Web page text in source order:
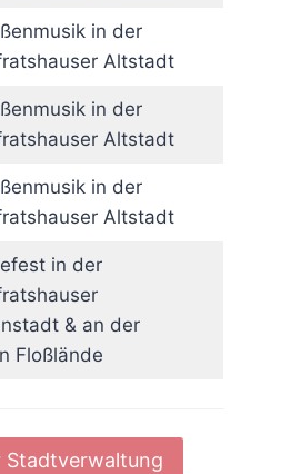
in der
Altstadt
in der
Altstadt
in der
Altstadt
in der
& an der
Floßlände
Stadtverwaltung